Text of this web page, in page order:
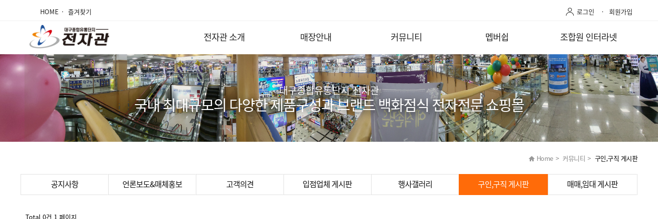
HOME 즐겨찾기 로그인 회원가입
전자관 소개 매장안내 커뮤니티 멥버쉽 조합원 인터라넷
대구종합유통단지 전자관
국내 최대규모의 다양한 제품구성과 브랜드 백화점식 전자전문 쇼핑몰
Home > 커뮤니티 > 구인,구직 게시판
공지사항 언론보도&매체홍보 고객의견 입점업체 게시판 행사갤러리 구인,구직 게시판 매매,임대 게시판
Total 0건 1 페이지